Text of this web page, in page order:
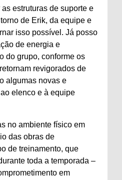
estruturas de suporte e
de Erik, da equipe e
isso possível. Já posso
de energia e
do grupo, conforme os
revigorados de
algumas novas e
elenco e à equipe
no ambiente físico em
das obras de
de treinamento, que
toda a temporada –
em